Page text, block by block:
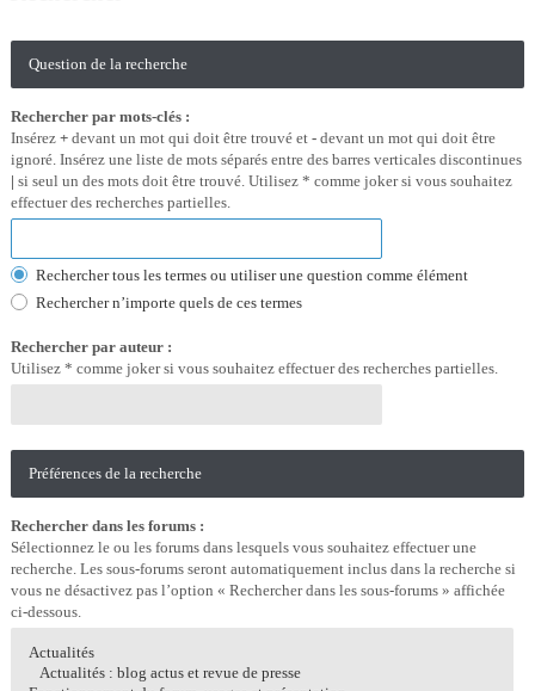
Question de la recherche
Rechercher par mots-clés :
Insérez + devant un mot qui doit être trouvé et - devant un mot qui doit être
ignoré. Insérez une liste de mots séparés entre des barres verticales discontinues
| si seul un des mots doit être trouvé. Utilisez * comme joker si vous souhaitez
effectuer des recherches partielles.
Rechercher tous les termes ou utiliser une question comme élément
Rechercher n’importe quels de ces termes
Rechercher par auteur :
Utilisez * comme joker si vous souhaitez effectuer des recherches partielles.
Préférences de la recherche
Rechercher dans les forums :
Sélectionnez le ou les forums dans lesquels vous souhaitez effectuer une
recherche. Les sous-forums seront automatiquement inclus dans la recherche si
vous ne désactivez pas l’option « Rechercher dans les sous-forums » affichée
ci-dessous.